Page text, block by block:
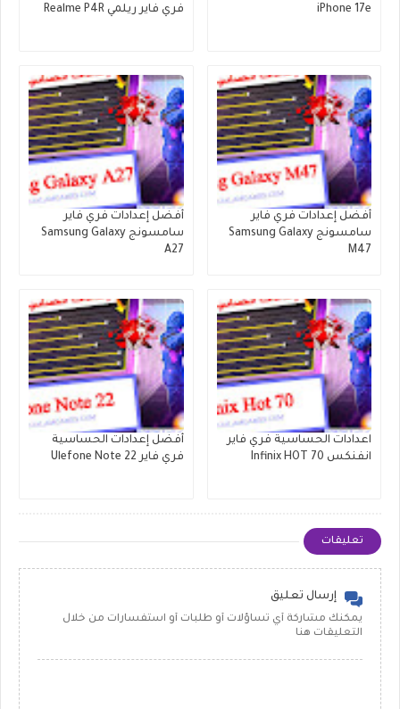
iPhone 17e
فري فاير ريلمي Realme P4R
أفضل إعدادات فري فاير
سامسونج Samsung Galaxy
M47
أفضل إعدادات فري فاير
سامسونج Samsung Galaxy
A27
اعدادات الحساسية فري فاير
انفنكس Infinix HOT 70
أفضل إعدادات الحساسية
فري فاير Ulefone Note 22
تعليقات
إرسال تعليق
يمكنك مشاركة أي تساؤلات أو طلبات أو استفسارات من خلال
التعليقات هنا